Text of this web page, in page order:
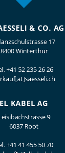
& CO. AG
17
8400 Winterthur
+41 52 235 26 26
EL KABEL AG
9
6037 Root
+41 41 455 50 70